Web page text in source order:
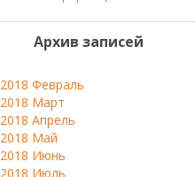
Архив записей
2018 Февраль
2018 Март
2018 Апрель
2018 Май
2018 Июнь
2018 Июль